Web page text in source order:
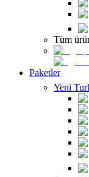
Tüm
Paketler
Yeni